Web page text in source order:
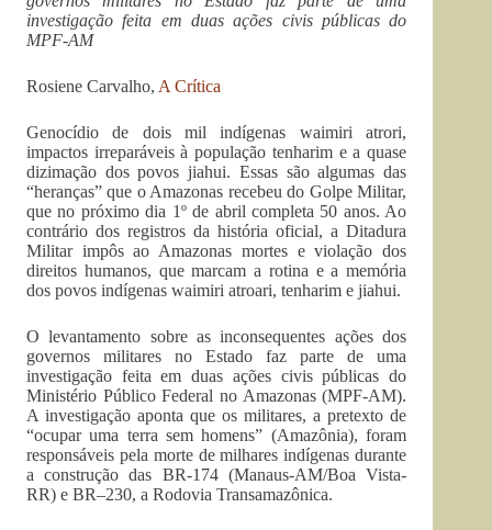
investigação feita em duas ações civis públicas do
MPF-AM
Rosiene Carvalho, A Crítica
Genocídio de dois mil indígenas waimiri atrori,
impactos irreparáveis à população tenharim e a quase
dizimação dos povos jiahui. Essas são algumas das
“heranças” que o Amazonas recebeu do Golpe Militar,
que no próximo dia 1º de abril completa 50 anos. Ao
contrário dos registros da história oficial, a Ditadura
Militar impôs ao Amazonas mortes e violação dos
direitos humanos, que marcam a rotina e a memória
dos povos indígenas waimiri atroari, tenharim e jiahui.
O levantamento sobre as inconsequentes ações dos
governos militares no Estado faz parte de uma
investigação feita em duas ações civis públicas do
Ministério Público Federal no Amazonas (MPF-AM).
A investigação aponta que os militares, a pretexto de
“ocupar uma terra sem homens” (Amazônia), foram
responsáveis pela morte de milhares indígenas durante
a construção das BR-174 (Manaus-AM/Boa Vista-
RR) e BR–230, a Rodovia Transamazônica.